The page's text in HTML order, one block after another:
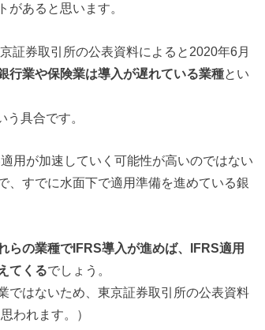
あると思います。
証券取引所の公表資料によると2020年6月
行業や保険業は導入が遅れている業種とい
具合です。
用が加速していく可能性が高いのではない
、すでに水面下で適用準備を進めている銀
らの業種でIFRS導入が進めば、IFRS適用
てくるでしょう。
ではないため、東京証券取引所の公表資料
われます。）